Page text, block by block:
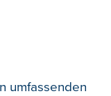
umfassenden